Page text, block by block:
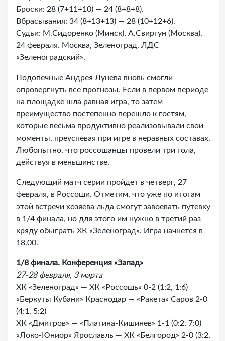
Броски: 28 (7+11+10) — 24 (8+8+8).
Вбрасывания: 34 (8+13+13) — 28 (10+12+6).
Судьи: М.Сидоренко (Минск), А.Свиргун (Москва).
24 февраля. Москва, Зеленоград. ЛДС
«Зеленоградский».
Подопечные Андрея Лунева вновь смогли
опровергнуть все прогнозы. Если в первом периоде
на площадке шла равная игра, то затем
преимущество постепенно перешло к гостям,
которые весьма продуктивно реализовывали свои
моменты, преуспевая при игре в неравных составах.
Любопытно, что россошанцы провели три гола,
действуя в меньшинстве.
Следующий матч серии пройдет в четверг, 27
февраля, в Россоши. Отметим, что уже по итогам
этой встречи хозяева льда смогут завоевать путевку
в 1/4 финала, но для этого им нужно в третий раз
кряду обыграть ХК «Зеленоград». Игра начнется в
18.00.
1/8 финала. Конференция «Запад»
27-28 февраля, 3 марта
ХК «Зеленоград» — ХК «Россошь» 0-2 (1:2, 1:6)
«Беркуты Кубани» Краснодар — «Ракета» Саров 2-0
(4:1, 5:2)
ХК «Дмитров» — «Платина-Кишинев» 1-1 (0:2, 7:0)
«Локо-Юниор» Ярославль — ХК «Белгород» 2-0 (3:2,